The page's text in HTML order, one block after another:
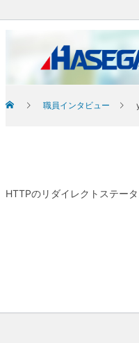
職員インタビュー
HTTPのリダイレクトステー